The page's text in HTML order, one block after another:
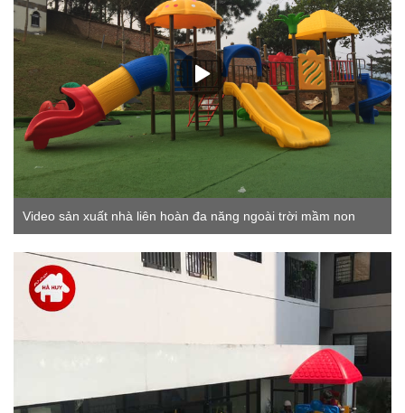
Video sản xuất nhà liên hoàn đa năng ngoài trời mầm non